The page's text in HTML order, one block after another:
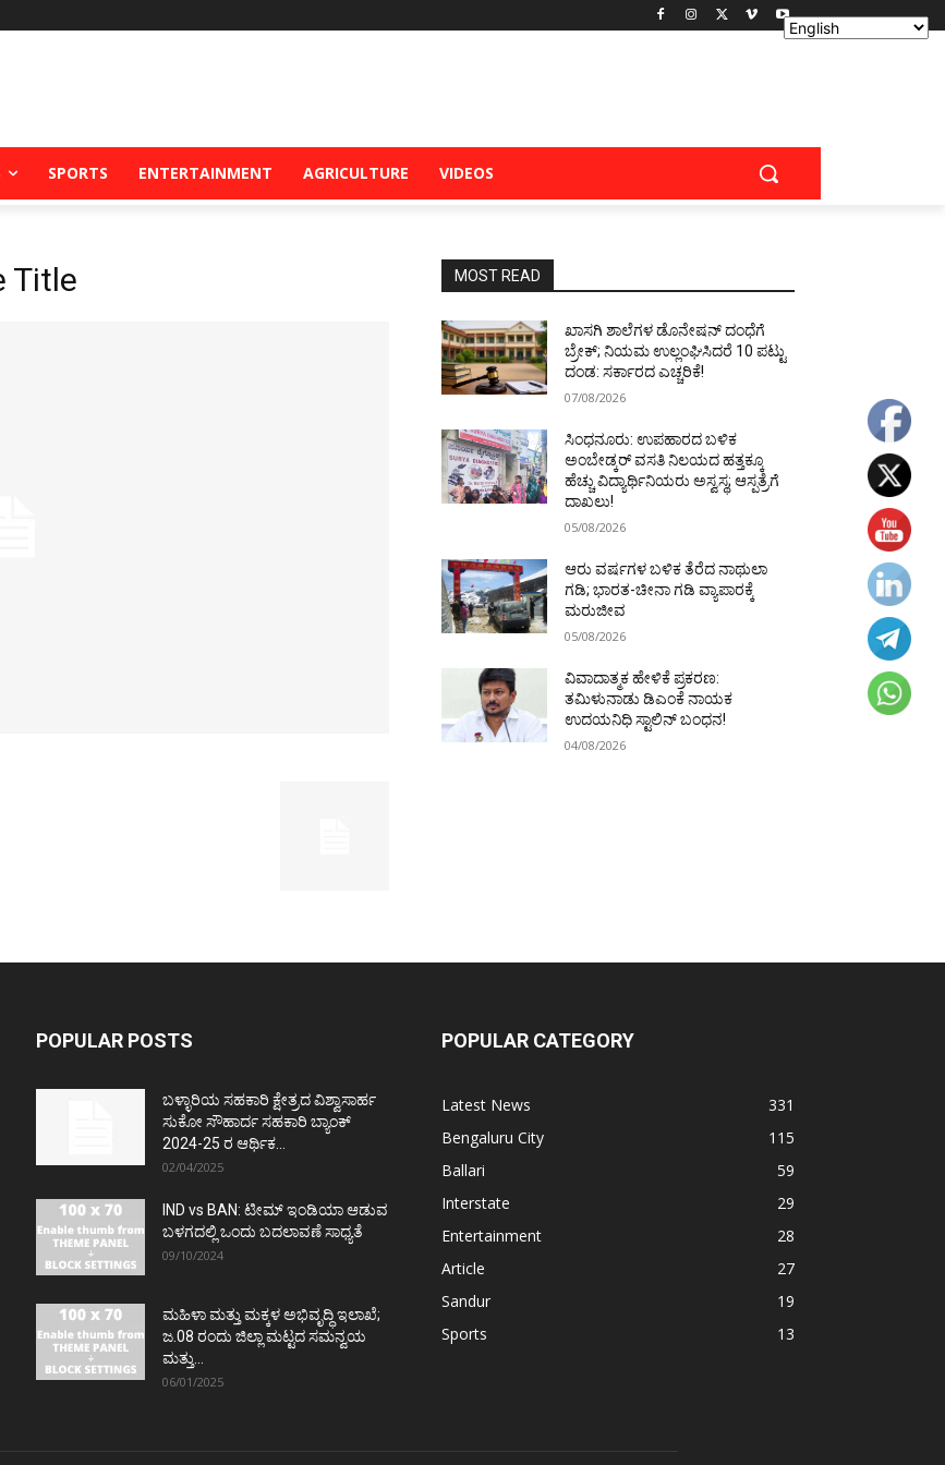
SPORTS ENTERTAINMENT AGRICULTURE VIDEOS
Title MOST READ
ಖಾಸಗಿ ಶಾಲೆಗಳ ಡೊನೇಷನ್ ದಂಧೆಗೆ
ಬ್ರೇಕ್; ನಿಯಮ ಉಲ್ಲಂಘಿಸಿದರೆ 10 ಪಟ್ಟು
ದಂಡ: ಸರ್ಕಾರದ ಎಚ್ಚರಿಕೆ!
07/08/2026
ಸಿಂಧನೂರು: ಉಪಹಾರದ ಬಳಿಕ
ಅಂಬೇಡ್ಕರ್ ವಸತಿ ನಿಲಯದ ಹತ್ತಕ್ಕೂ
ಹೆಚ್ಚು ವಿದ್ಯಾರ್ಥಿನಿಯರು ಅಸ್ವಸ್ಥ; ಆಸ್ಪತ್ರೆಗೆ
ದಾಖಲು!
05/08/2026
ಆರು ವರ್ಷಗಳ ಬಳಿಕ ತೆರೆದ ನಾಥುಲಾ
ಗಡಿ; ಭಾರತ-ಚೀನಾ ಗಡಿ ವ್ಯಾಪಾರಕ್ಕೆ
ಮರುಜೀವ
05/08/2026
ವಿವಾದಾತ್ಮಕ ಹೇಳಿಕೆ ಪ್ರಕರಣ:
ತಮಿಳುನಾಡು ಡಿಎಂಕೆ ನಾಯಕ
ಉದಯನಿಧಿ ಸ್ಟಾಲಿನ್ ಬಂಧನ!
04/08/2026
POPULAR POSTS
ಬಳ್ಳಾರಿಯ ಸಹಕಾರಿ ಕ್ಷೇತ್ರದ ವಿಶ್ವಾಸಾರ್ಹ
ಸುಕೋ ಸೌಹಾರ್ದ ಸಹಕಾರಿ ಬ್ಯಾಂಕ್
2024-25 ರ ಆರ್ಥಿಕ...
02/04/2025
IND vs BAN: ಟೀಮ್ ಇಂಡಿಯಾ ಆಡುವ
ಬಳಗದಲ್ಲಿ ಒಂದು ಬದಲಾವಣೆ ಸಾಧ್ಯತೆ
09/10/2024
ಮಹಿಳಾ ಮತ್ತು ಮಕ್ಕಳ ಅಭಿವೃದ್ಧಿ ಇಲಾಖೆ;
ಜ.08 ರಂದು ಜಿಲ್ಲಾ ಮಟ್ಟದ ಸಮನ್ವಯ
ಮತ್ತು...
06/01/2025
POPULAR CATEGORY
Latest News
331
Bengaluru City
115
Ballari
59
Interstate
29
Entertainment
28
Article
27
Sandur
19
Sports
13